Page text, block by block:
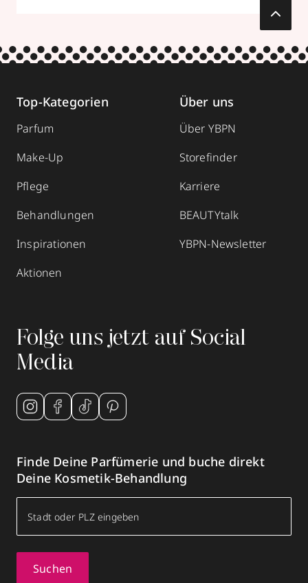
Top-Kategorien
Parfum
Make-Up
Pflege
Behandlungen
Inspirationen
Aktionen
Über uns
Über YBPN
Storefinder
Karriere
BEAUTYtalk
YBPN-Newsletter
Folge uns jetzt auf Social
Media
Finde Deine Parfümerie und buche direkt
Deine Kosmetik-Behandlung
Suchen